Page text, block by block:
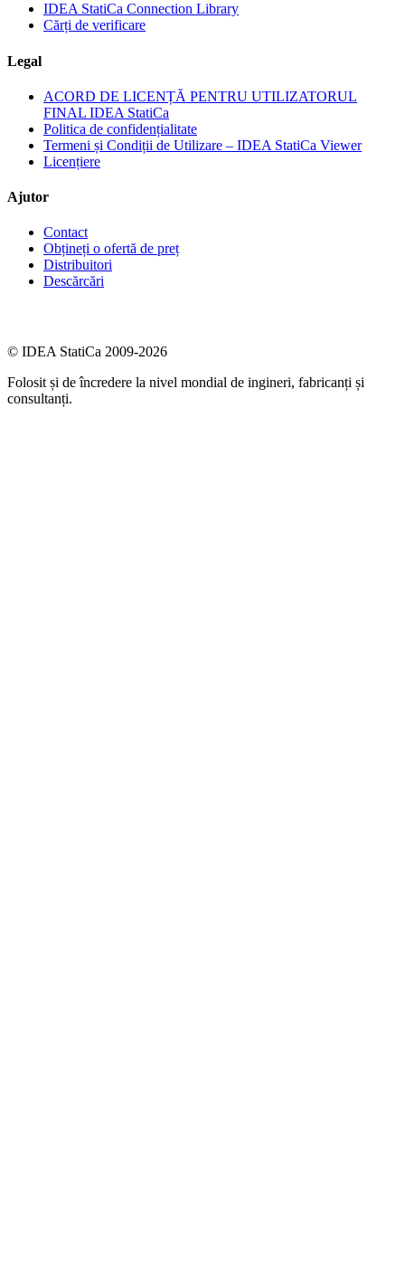
IDEA StatiCa Connection Library
Cărți de verificare
Legal
ACORD DE LICENȚĂ PENTRU UTILIZATORUL
FINAL IDEA StatiCa
Politica de confidențialitate
Termeni și Condiții de Utilizare – IDEA StatiCa Viewer
Licențiere
Ajutor
Contact
Obțineți o ofertă de preț
Distribuitori
Descărcări
© IDEA StatiCa 2009-2026
Folosit și de încredere la nivel mondial de ingineri, fabricanți și
consultanți.